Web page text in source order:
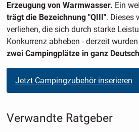
Erzeugung von Warmwasser. Ein
trägt die Bezeichnung "QIII". Dieses
verliehen, die sich durch starke
Konkurrenz abheben - derzeit
zwei Campingplätze in ganz
Jetzt Campingzubehör inserieren
Verwandte Ratgeber